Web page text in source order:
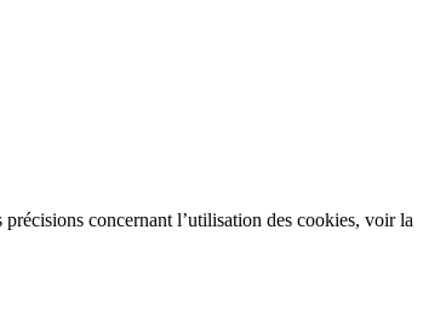
concernant l’utilisation des cookies, voir la